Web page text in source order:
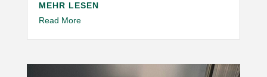
MEHR LESEN
Read More